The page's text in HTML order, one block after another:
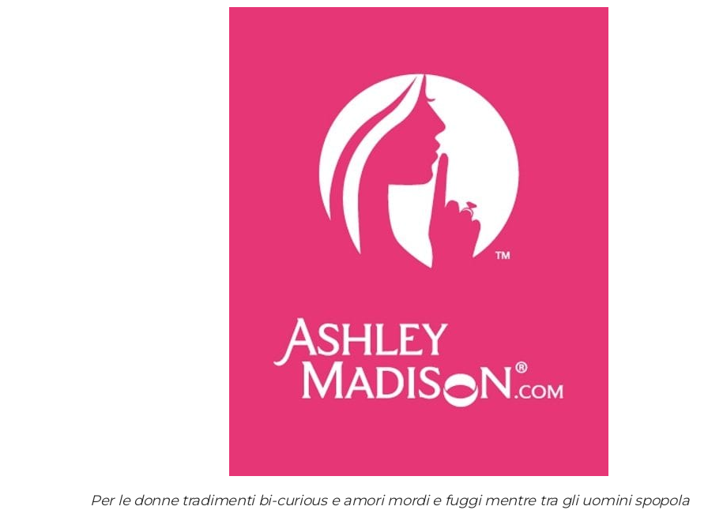
Per le donne tradimenti bi-curious e amori mordi e fuggi mentre tra gli uomini spopola